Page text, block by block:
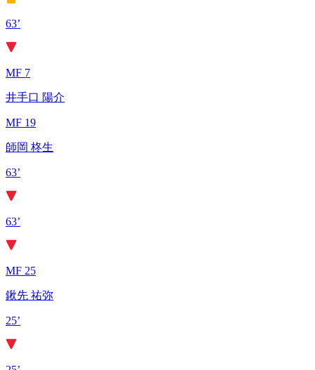
63’
MF 7
井手口 陽介
MF 19
師岡 柊生
63’
63’
MF 25
鍬先 祐弥
25’